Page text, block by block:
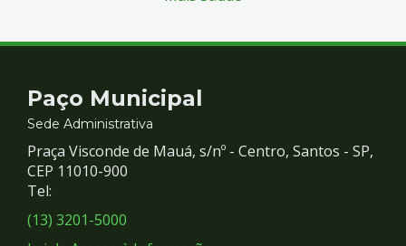
Contato
e
Redes
Sociais
Paço Municipal
Sede Administrativa
Praça Visconde de Mauá, s/nº - Centro, Santos - SP,
CEP 11010-900
Tel:
(13) 3201-5000